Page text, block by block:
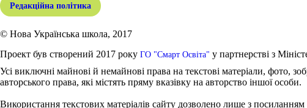
Редакційна політика
© Нова Українська школа, 2017
Проект був створений 2017 року ГО "Смарт Освіта" у партнерстві з
Усі виключні майнові й немайнові права на текстові матеріали, фото,
авторського права, які містять пряму вказівку на авторство іншої особи.
Використання текстових матеріалів сайту дозволено лише з